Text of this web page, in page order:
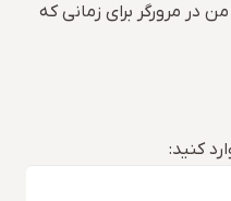
در مرورگر برای زمانی که
کنید: